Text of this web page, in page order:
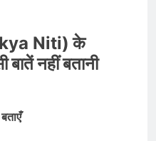
Niti) के
नहीं बतानी